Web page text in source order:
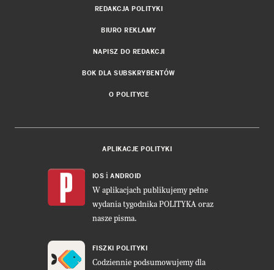
REDAKCJA POLITYKI
BIURO REKLAMY
NAPISZ DO REDAKCJI
BOK DLA SUBSKRYBENTÓW
O POLITYCE
APLIKACJE POLITYKI
IOS i ANDROID
W aplikacjach publikujemy pełne
wydania tygodnika POLITYKA oraz
nasze pisma.
FISZKI POLITYKI
Codziennie podsumowujemy dla